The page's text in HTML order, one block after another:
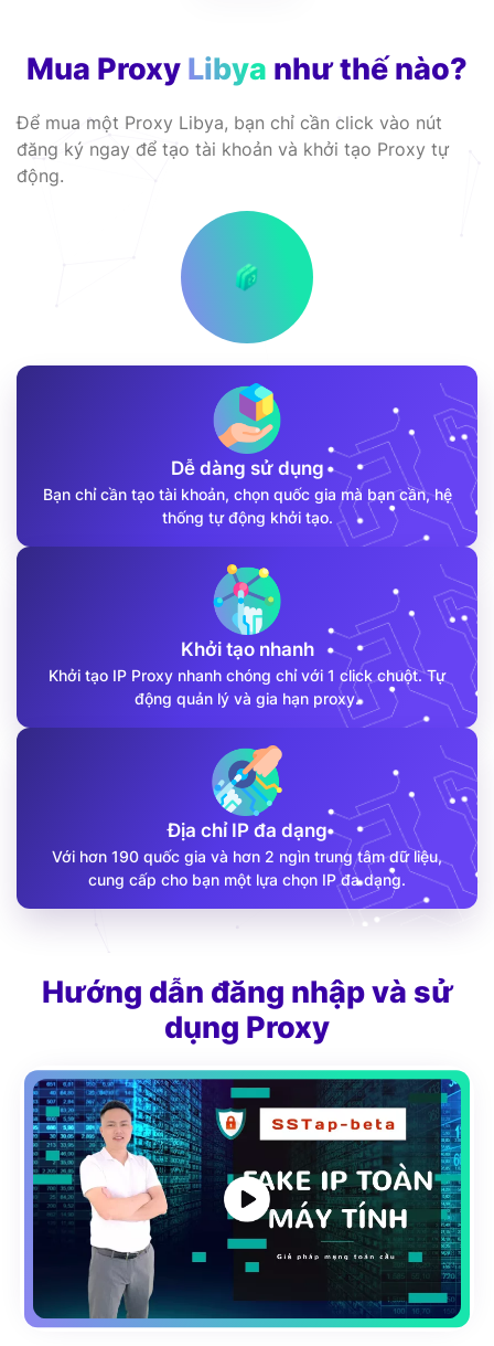
Mua Proxy Libya như thế nào?
Để mua một Proxy Libya, bạn chỉ cần click vào nút
đăng ký ngay để tạo tài khoản và khởi tạo Proxy tự
động.
Dễ dàng sử dụng
Bạn chỉ cần tạo tài khoản, chọn quốc gia mà bạn cần, hệ
thống tự động khởi tạo.
Khởi tạo nhanh
Khởi tạo IP Proxy nhanh chóng chỉ với 1 click chuột. Tự
động quản lý và gia hạn proxy.
Địa chỉ IP đa dạng
Với hơn 190 quốc gia và hơn 2 ngìn trung tâm dữ liệu,
cung cấp cho bạn một lựa chọn IP đa dạng.
Hướng dẫn đăng nhập và sử
dụng Proxy